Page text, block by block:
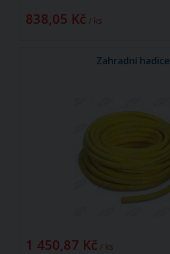
838,05 Kč / ks
Zahradní hadice
1 450,87 Kč / ks